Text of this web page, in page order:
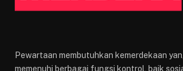
Pewartaan membutuhkan kemerdekaan
memenuhi berbagai fungsi kontrol, baik